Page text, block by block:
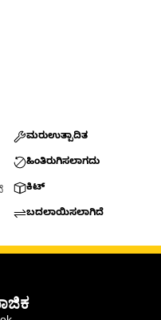
ಮರುಉತ್ಪಾದಿತ
ಹಿಂತಿರುಗಿಸಲಾಗದು
ಕಿಟ್
ಬದಲಾಯಿಸಲಾಗಿದೆ